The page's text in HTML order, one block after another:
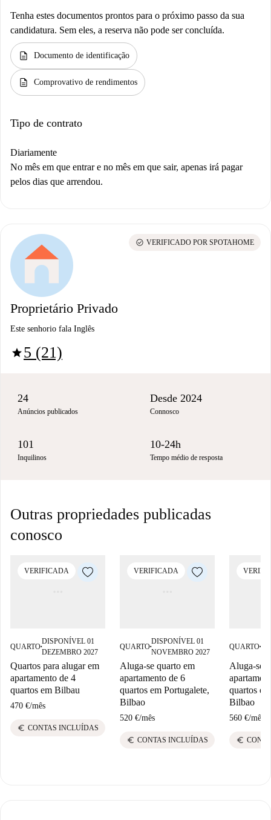
Tenha estes documentos prontos para o próximo passo da sua
candidatura. Sem eles, a reserva não pode ser concluída.
description Documento de identificação
description Comprovativo de rendimentos
Tipo de contrato
Diariamente
No mês em que entrar e no mês em que sair, apenas irá pagar
pelos dias que arrendou.
Proprietário Privado
Este senhorio fala Inglês
star5 (21)
check_circle VERIFICADO POR SPOTAHOME
24
Anúncios publicados
Desde 2024
Connosco
101
Inquilinos
10-24h
Tempo médio de resposta
Outras propriedades publicadas
conosco
VERIFICADA
QUARTO■
DISPONÍVEL 01
DEZEMBRO 2027
Quartos para alugar em
apartamento de 4
quartos em Bilbau
470 €/mês
euro CONTAS INCLUÍDAS
VERIFICADA
QUARTO■
DISPONÍVEL 01
NOVEMBRO 2027
Aluga-se quarto em
apartamento de 6
quartos em Portugalete,
Bilbao
520 €/mês
euro CONTAS INCLUÍDAS
QUARTO■
Aluga-se
quartos
Bilbao
560 €/mês
euro